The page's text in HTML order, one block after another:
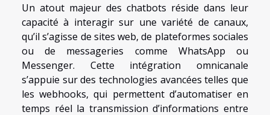
Un atout majeur des chatbots réside dans leur
capacité à interagir sur une variété de canaux,
qu’il s’agisse de sites web, de plateformes sociales
ou de messageries comme WhatsApp ou
Messenger. Cette intégration omnicanale
s’appuie sur des technologies avancées telles que
les webhooks, qui permettent d’automatiser en
temps réel la transmission d’informations entre